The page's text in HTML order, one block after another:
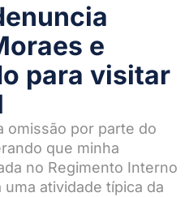
e
para visitar
omissão por parte do
que minha
no Regimento Interno
atividade típica da